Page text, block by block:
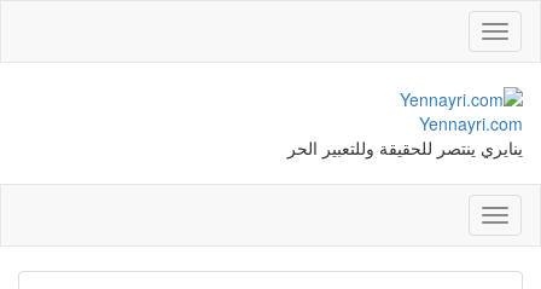
Toggle
navigation
Yennayri.com
ينايري ينتصر للحقيقة وللتعبير الحر
Toggle
navigation